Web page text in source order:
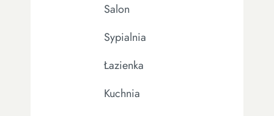
Salon
Sypialnia
Łazienka
Kuchnia